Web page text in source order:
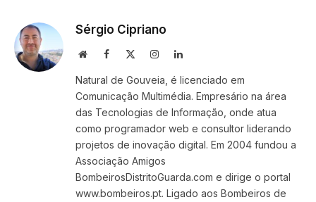
Sérgio Cipriano
WebsiteFacebook InstagramLinkedIn
Natural de Gouveia, é licenciado em
Comunicação Multimédia. Empresário na área
das Tecnologias de Informação, onde atua
como programador web e consultor liderando
projetos de inovação digital. Em 2004 fundou a
Associação Amigos
BombeirosDistritoGuarda.com e dirige o portal
www.bombeiros.pt. Ligado aos Bombeiros de